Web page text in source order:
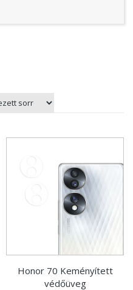
Honor 70 Keményített
védőüveg